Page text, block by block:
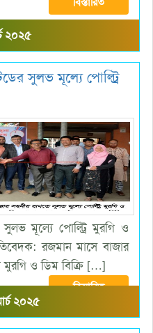
২০২৫
সুলভ মূল্যে পোল্ট্রি
মূল্যে পোল্ট্রি মুরগি ও
রজমান মাসে বাজার
মুরগি ও ডিম বিক্রি […]
বিস্তারিত
২০২৫